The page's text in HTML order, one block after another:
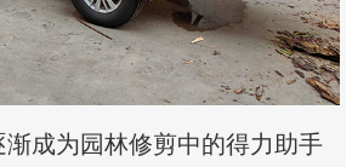
成为园林修剪中的得力助手